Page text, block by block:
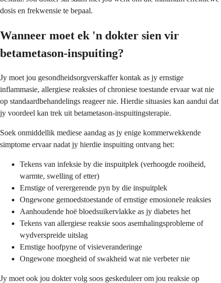
dosis en frekwensie te bepaal.
Wanneer moet ek 'n dokter sien vir
betametason-inspuiting?
Jy moet jou gesondheidsorgverskaffer kontak as jy ernstige
inflammasie, allergiese reaksies of chroniese toestande ervaar wat nie
op standaardbehandelings reageer nie. Hierdie situasies kan aandui dat
jy voordeel kan trek uit betametason-inspuitingsterapie.
Soek onmiddellik mediese aandag as jy enige kommerwekkende
simptome ervaar nadat jy hierdie inspuiting ontvang het:
Tekens van infeksie by die inspuitplek (verhoogde rooiheid,
warmte, swelling of etter)
Ernstige of verergerende pyn by die inspuitplek
Ongewone gemoedstoestande of ernstige emosionele reaksies
Aanhoudende hoë bloedsuikervlakke as jy diabetes het
Tekens van allergiese reaksie soos asemhalingsprobleme of
wydverspreide uitslag
Ernstige hoofpyne of visieveranderinge
Ongewone moegheid of swakheid wat nie verbeter nie
Jy moet ook jou dokter volg soos geskeduleer om jou reaksie op